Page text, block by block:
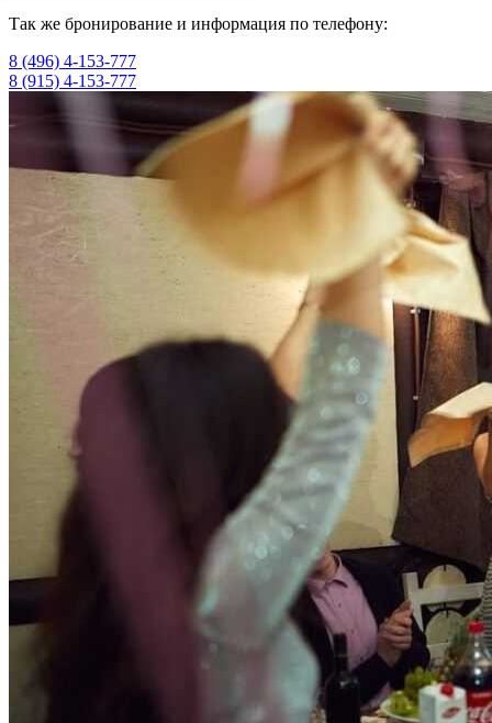
Так же бронирование и информация по телефону:
8 (496) 4-153-777
8 (915) 4-153-777